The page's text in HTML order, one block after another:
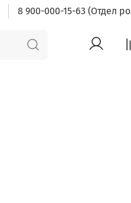
8 900-000-15-63 (Отдел